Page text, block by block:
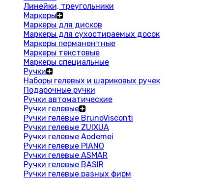
Линейки, треугольники
Маркеры
Маркеры для дисков
Маркеры для сухостираемых досок
Маркеры перманентные
Маркеры текстовые
Маркеры специальные
Ручки
Наборы гелевых и шариковых ручек
Подарочные ручки
Ручки автоматические
Ручки гелевые
Ручки гелевые BrunoVisconti
Ручки гелевые ZUIXUA
Ручки гелевые Aodemei
Ручки гелевые PIANO
Ручки гелевые ASMAR
Ручки гелевые BASIR
Ручки гелевые разных фирм